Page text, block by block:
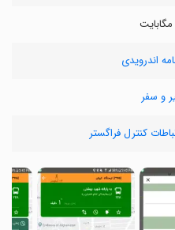
اندرویدی
و سفر
کنترل فراگستر